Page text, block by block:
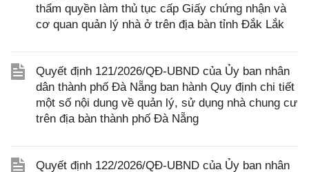
thẩm quyền làm thủ tục cấp Giấy chứng nhận và
cơ quan quản lý nhà ở trên địa bàn tỉnh Đắk Lắk
Quyết định 121/2026/QĐ-UBND của Ủy ban nhân
dân thành phố Đà Nẵng ban hành Quy định chi tiết
một số nội dung về quản lý, sử dụng nhà chung cư
trên địa bàn thành phố Đà Nẵng
Quyết định 122/2026/QĐ-UBND của Ủy ban nhân